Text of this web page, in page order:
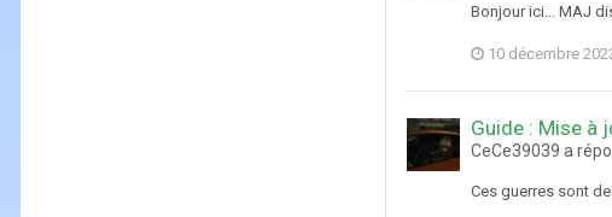
Bonjour ici... MAJ
10 décembre
Guide : Mise à
CeCe39039 a
Ces guerres sont